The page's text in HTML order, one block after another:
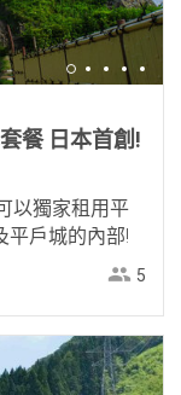
餐 日本首創!
以獨家租用平
平戶城的內部!
5